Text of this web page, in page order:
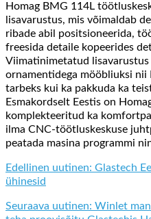
Homag BMG 114L
lisavarustus, mis võimaldab
ribade abil positsioneerida,
freesida detaile kopeerides
Viimatinimetatud
ornamentidega mööbliuksi
tarbeks kui ka pakkuda ka
Esmakordselt Eestis on
komplekteeritud ka
ilma CNC-töötluskeskuse
peatada masina programmi
Edellinen uutinen: Glastech
ühinesid
Seuraava uutinen: Winlet